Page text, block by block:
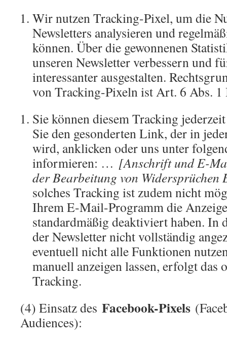
Wir nutzen Tracking-Pixel, um die
Newsletters analysieren und
können. Über die gewonnenen
unseren Newsletter verbessern und
interessanter ausgestalten.
von Tracking-Pixeln ist Art. 6 Abs. 1
Sie können diesem Tracking
Sie den gesonderten Link, der in
wird, anklicken oder uns unter
informieren: … [Anschrift und E-
der Bearbeitung von
solches Tracking ist zudem nicht
Ihrem E-Mail-Programm die
standardmäßig deaktiviert haben. In
der Newsletter nicht vollständig
eventuell nicht alle Funktionen
manuell anzeigen lassen, erfolgt das
Tracking.
(4) Einsatz des Facebook-Pixels
Audiences):